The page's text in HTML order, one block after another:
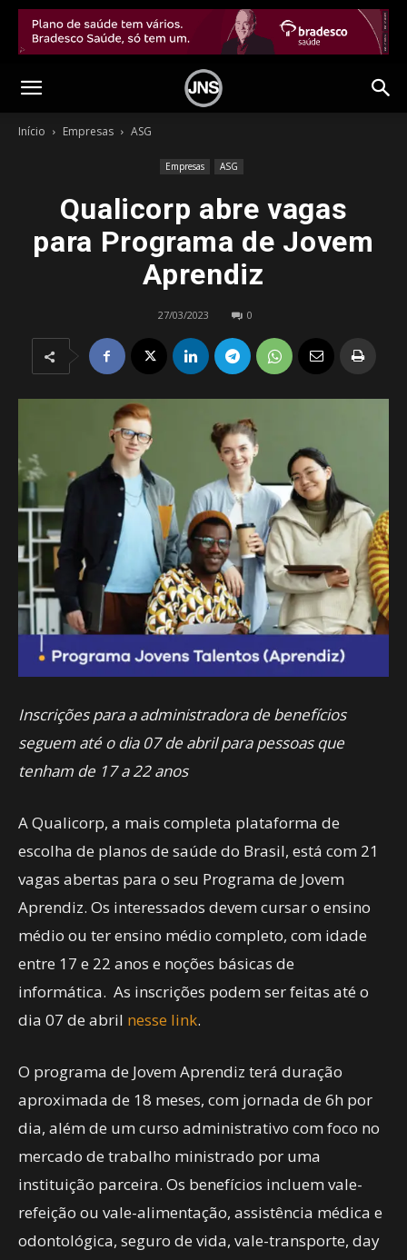
Início Empresas ASG
Empresas ASG
Qualicorp abre vagas
para Programa de Jovem
Aprendiz
27/03/2023 0
Inscrições para a administradora de benefícios
seguem até o dia 07 de abril para pessoas que
tenham de 17 a 22 anos
A Qualicorp, a mais completa plataforma de
escolha de planos de saúde do Brasil, está com 21
vagas abertas para o seu Programa de Jovem
Aprendiz. Os interessados devem cursar o ensino
médio ou ter ensino médio completo, com idade
entre 17 e 22 anos e noções básicas de
informática. As inscrições podem ser feitas até o
dia 07 de abril nesse link.
O programa de Jovem Aprendiz terá duração
aproximada de 18 meses, com jornada de 6h por
dia, além de um curso administrativo com foco no
mercado de trabalho ministrado por uma
instituição parceira. Os benefícios incluem vale-
refeição ou vale-alimentação, assistência médica e
odontológica, seguro de vida, vale-transporte, day